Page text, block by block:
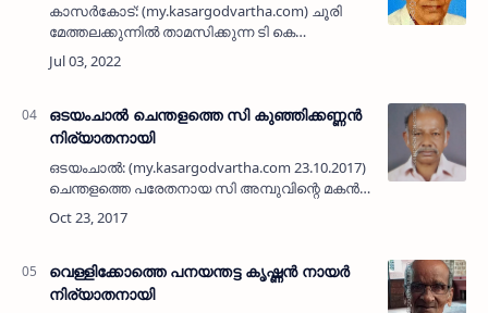
കാസര്‍കോട്: (my.kasargodvartha.com) ചൂരി
മേത്തലക്കുന്നില്‍ താമസിക്കുന്ന ടി കെ
അച്യുതന്‍ (80) നിര്യാതനായി. റിട. ട്രഷറി
ഉദ്യോഗസ്ഥനാണ്. തളങ്കര പുലിക്കുന്ന് ഭഗവതി
ഒടയംചാല്‍ ചെന്തളത്തെ സി കുഞ്ഞിക്കണ്ണന്‍
നിര്യാതനായി
ഒടയംചാല്‍: (my.kasargodvartha.com 23.10.2017)
ചെന്തളത്തെ പരേതനായ സി അമ്പുവിന്റെ മകന്‍
സി കുഞ്ഞിക്കണ്ണന്‍ (65) നിര്യാതനായി. ഭാര്യ:
ദാക്ഷായണി. മക്കള്‍: അനിത, വിനിത. മരുമക്കള്‍:
വെള്ളിക്കോത്തെ പനയന്തട്ട കൃഷ്ണന്‍ നായര്‍
നിര്യാതനായി